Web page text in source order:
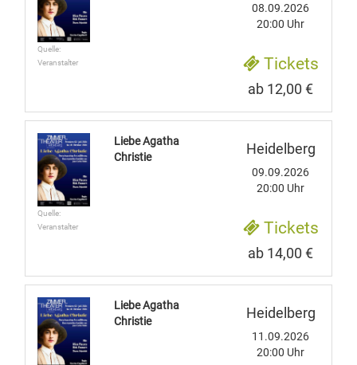
Quelle:
Veranstalter
08.09.2026
20:00 Uhr
Tickets
ab 12,00 €
Quelle:
Veranstalter
Liebe Agatha
Christie
Heidelberg
09.09.2026
20:00 Uhr
Tickets
ab 14,00 €
Liebe Agatha
Christie
Heidelberg
11.09.2026
20:00 Uhr